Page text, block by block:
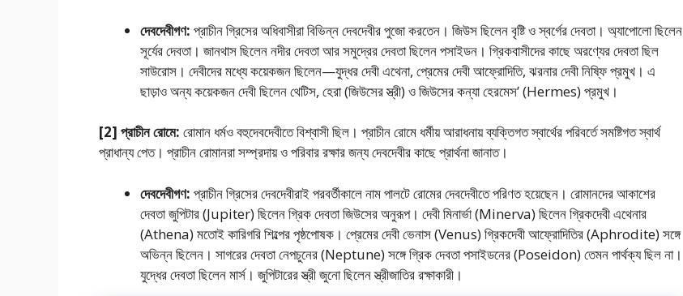
দেবদেবীগণ: প্রাচীন গ্রিসের অধিবাসীরা বিভিন্ন দেবদেবীর পুজো করতেন। জিউস ছিলেন বৃষ্টি ও স্বর্গের দেবতা। অ্যাপােলাে ছিলেন
সূর্যের দেবতা। জানথাস ছিলেন নদীর দেবতা আর সমুদ্রের দেবতা ছিলেন পসাইডন। গ্রিকবাসীদের কাছে অরণ্যের দেবতা ছিল
সাউরােস। দেবীদের মধ্যে কয়েকজন ছিলেন—যুদ্ধর দেবী এথেনা, প্রেমের দেবী আফ্রোদিতি, ঝরনার দেবী নিষ্ফি প্রমুখ। এ
ছাড়াও অন্য কয়েকজন দেবী ছিলেন থেটিস, হেরা (জিউসের স্ত্রী) ও জিউসের কন্যা হেরমেস’ (Hermes) প্রমুখ।
[2] প্রাচীন রােমে: রােমান ধর্মও বহুদেবদেবীতে বিশ্বাসী ছিল। প্রাচীন রােমে ধর্মীয় আরাধনায় ব্যক্তিগত স্বার্থের পরিবর্তে সমষ্টিগত স্বার্থ
প্রাধান্য পেত। প্রাচীন রােমানরা সম্প্রদায় ও পরিবার রক্ষার জন্য দেবদেবীর কাছে প্রার্থনা জানাত।
দেবদেবীগণ: প্রাচীন গ্রিসের দেবদেবীরাই পরবর্তীকালে নাম পালটে রােমের দেবদেবীতে পরিণত হয়েছেন। রােমানদের আকাশের
দেবতা জুপিটার (Jupiter) ছিলেন গ্রিক দেবতা জিউসের অনুরূপ। দেবী মিনার্ভা (Minerva) ছিলেন গ্রিকদেবী এথেনার
(Athena) মতােই কারিগরি শিল্পের পৃষ্ঠপােষক। প্রেমের দেবী ভেনাস (Venus) গ্রিকদেবী আফ্রোদিতির (Aphrodite) সঙ্গে
অভিন্ন ছিলেন। সাগরের দেবতা নেপচুনের (Neptune) সঙ্গে গ্রিক দেবতা পসাইডনের (Poseidon) তেমন পার্থক্য ছিল না।
যুদ্ধের দেবতা ছিলেন মার্স। জুপিটারের স্ত্রী জুনাে ছিলেন স্ত্রীজাতির রক্ষাকারী।